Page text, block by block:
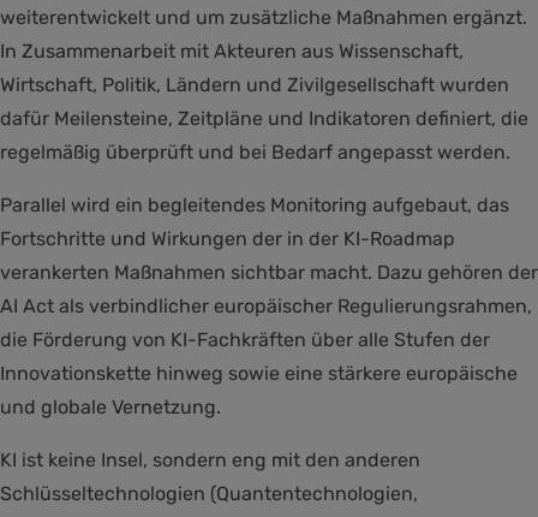
weiterentwickelt und um zusätzliche Maßnahmen ergänzt.
In Zusammenarbeit mit Akteuren aus Wissenschaft,
Wirtschaft, Politik, Ländern und Zivilgesellschaft wurden
dafür Meilensteine, Zeitpläne und Indikatoren definiert, die
regelmäßig überprüft und bei Bedarf angepasst werden.
Parallel wird ein begleitendes Monitoring aufgebaut, das
Fortschritte und Wirkungen der in der KI-Roadmap
verankerten Maßnahmen sichtbar macht. Dazu gehören der
AI Act als verbindlicher europäischer Regulierungsrahmen,
die Förderung von KI-Fachkräften über alle Stufen der
Innovationskette hinweg sowie eine stärkere europäische
und globale Vernetzung.
KI ist keine Insel, sondern eng mit den anderen
Schlüsseltechnologien (Quantentechnologien,